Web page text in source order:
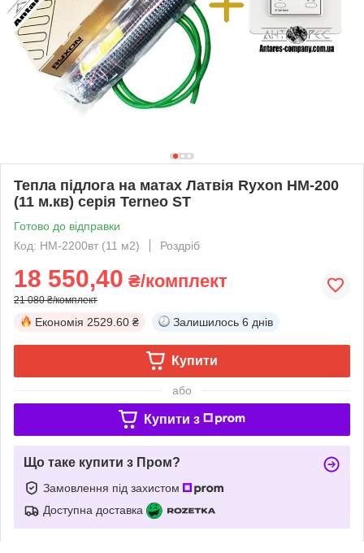
Тепла підлога на матах Латвія Ryxon HM-200
(11 м.кв) серія Terneo ST
Готово до відправки
Код: HM-2200вт (11 м2)
Роздріб
18 550,40 ₴/комплект
21 080 ₴/комплект
Економія 2529.60 ₴ Залишилось 6 днів
Купити
або
Купити з
Що таке купити з Пром?
Замовлення під захистом
Доступна доставка